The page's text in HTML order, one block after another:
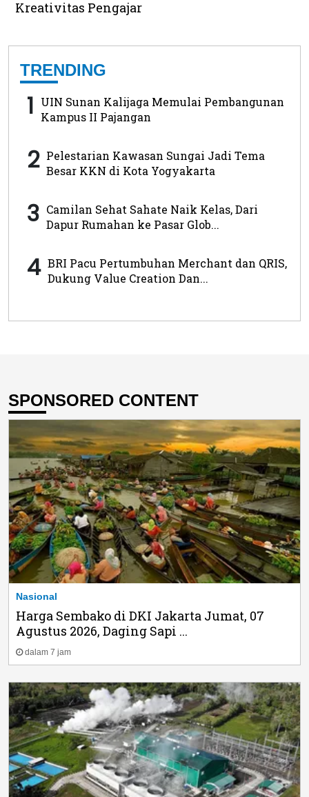
Kreativitas Pengajar
TRENDING
1 UIN Sunan Kalijaga Memulai Pembangunan
Kampus II Pajangan
2 Pelestarian Kawasan Sungai Jadi Tema
Besar KKN di Kota Yogyakarta
3 Camilan Sehat Sahate Naik Kelas, Dari
Dapur Rumahan ke Pasar Glob...
4 BRI Pacu Pertumbuhan Merchant dan QRIS,
Dukung Value Creation Dan...
SPONSORED CONTENT
Nasional
Harga Sembako di DKI Jakarta Jumat, 07
Agustus 2026, Daging Sapi ...
dalam 7 jam